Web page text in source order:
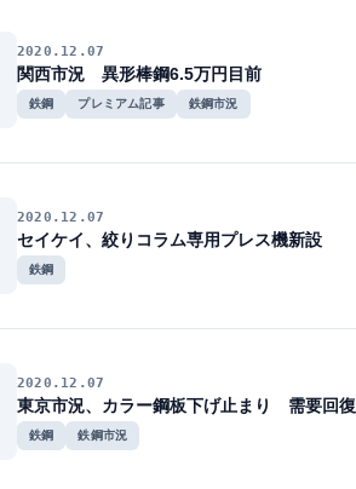
2020.12.07
関西市況 異形棒鋼6.5万円目前
鉄鋼 プレミアム記事 鉄鋼市況
2020.12.07
セイケイ、絞りコラム専用プレス機新設
鉄鋼
2020.12.07
東京市況、カラー鋼板下げ止まり 需要回
鉄鋼 鉄鋼市況